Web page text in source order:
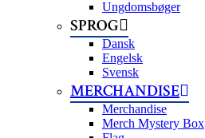
Ungdomsbøger
SPROG
Dansk
Engelsk
Svensk
MERCHANDISE
Merchandise
Merch Mystery Box